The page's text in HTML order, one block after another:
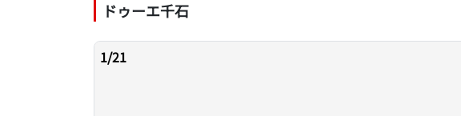
ドゥーエ千石
1/21